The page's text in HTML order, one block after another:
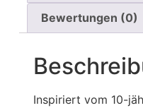
Bewertungen (0)
Inspiriert vom 10-